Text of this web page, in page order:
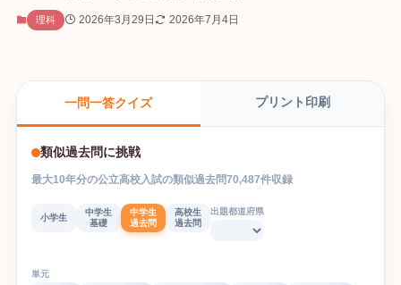
理科 2026年3月29日 2026年7月4日
一問一答クイズ プリント印刷
類似過去問に挑戦
最大10年分の公立高校入試の類似過去問70,487件収録
小学生
中学生
基礎
中学生
過去問
高校生
過去問
出題都道府県
単元